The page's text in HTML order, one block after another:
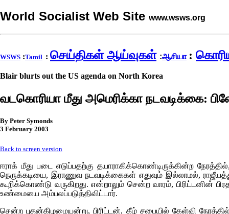
World Socialist Web Site www.wsws.org
WSWS :Tamil : செய்திகள் ஆய்வுகள் :ஆசியா :
Blair blurts out the US agenda on North Korea
வடகொரியா மீது அமெரிக்கா நடவடிக்கை:
By Peter Symonds
3 February 2003
Back to screen version
ஈராக் மீது படை எடுப்பதற்கு தயாராகிக்கொண்டிருக்கின்ற
நெருக்கடியை, இராணுவ நடவடிக்கைகள் எதுவும் இல்லாமல்,
கூறிக்கொண்டு வருகிறது. என்றாலும் சென்ற வாரம், பிரிட்டனின்
உண்மையை அம்பலப்படுத்திவிட்டார்.
சென்ற புதன்கிழமையன்று, பிரிட்டன், கீழ் சபையில் கேள்வி